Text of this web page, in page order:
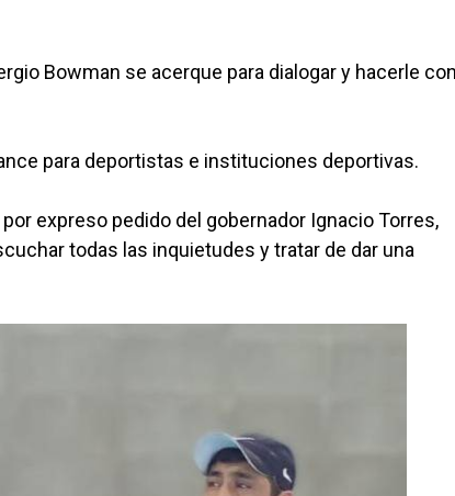
Bowman se acerque para dialogar y hacerle
para deportistas e instituciones deportivas.
expreso pedido del gobernador Ignacio Torres,
todas las inquietudes y tratar de dar una